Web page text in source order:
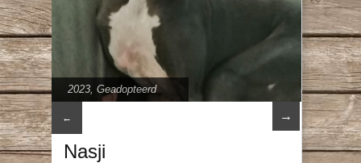
2023 Geadopteerd
← →
Nasji